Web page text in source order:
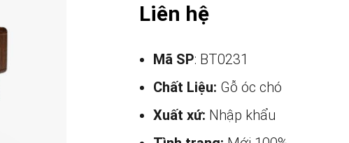
Liên hệ
Mã SP: BT0231
Chất Liệu: Gỗ óc chó
Xuất xứ: Nhập khẩu